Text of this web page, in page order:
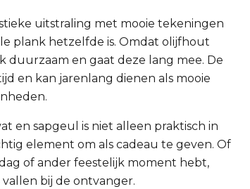
uitstraling met mooie tekeningen
plank hetzelfde is. Omdat olijfhout
duurzaam en gaat deze lang mee. De
en kan jarenlang dienen als mooie
en sapgeul is niet alleen praktisch in
element om als cadeau te geven. Of
of ander feestelijk moment hebt,
bij de ontvanger.